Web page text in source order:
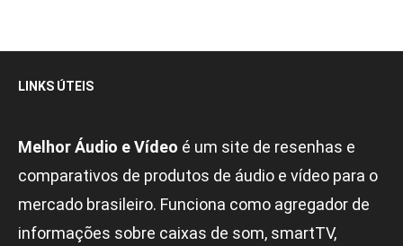
LINKS ÚTEIS
Melhor Áudio e Vídeo é um site de resenhas e
comparativos de produtos de áudio e vídeo para o
mercado brasileiro. Funciona como agregador de
informações sobre caixas de som, smartTV,